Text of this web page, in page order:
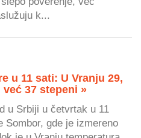
k...
u 11 sati: U Vranju 29,
37 stepeni »
u Srbiji u četvrtak u 11
Sombor, gde je izmereno